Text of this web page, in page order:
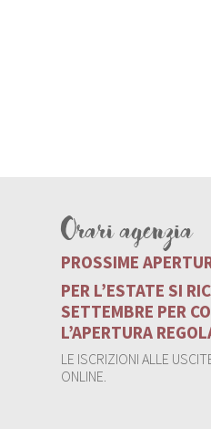
Orari agenzia
PROSSIME
PER L’ESTATE SI
SETTEMBRE PER
L’APERTURA
LE ISCRIZIONI ALLE
ONLINE.